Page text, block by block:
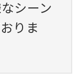
シーン
りま